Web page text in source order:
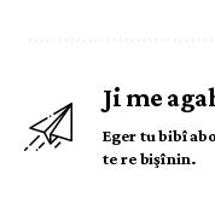
Ji me
Eger tu bibî
te re bişînin.